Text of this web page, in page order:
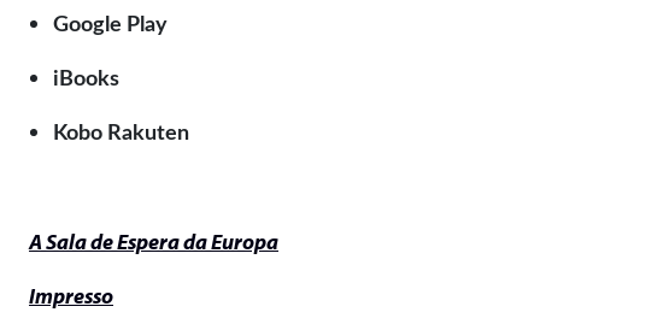
Google Play
iBooks
Kobo Rakuten
A Sala de Espera da Europa
Impresso